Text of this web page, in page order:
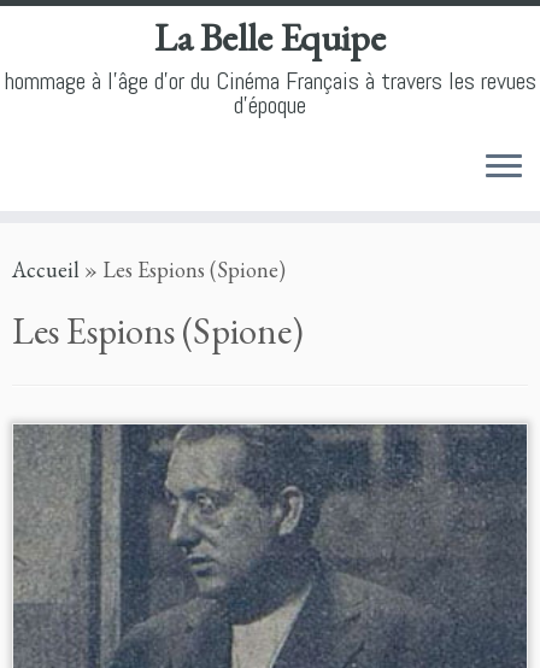
to
La Belle Equipe
hommage à l'âge d'or du Cinéma Français à travers les revues
d'époque
Accueil » Les Espions (Spione)
Les Espions (Spione)